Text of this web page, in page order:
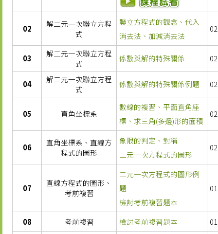
02
解二元一次聯立方程
式
聯立方程式的觀念、代入
消去法、加減消去法
03
解二元一次聯立方程
式
係數與解的特殊關係
04
解二元一次聯立方程
式
係數與解的特殊關係例題
05 直角坐標系
數線的複習、平面直角座
標、求三角(多邊)形的面積
06
直角坐標系、直線方
程式的圖形
象限的判定、對稱
二元一次方程式的圖形
07
直線方程式的圖形、
考前複習
二元一次方程式的圖形例
題
檢討考前複習題本
08 考前複習 檢討考前複習題本